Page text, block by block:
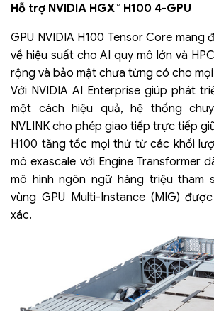
Hỗ trợ NVIDIA HGX™ H100 4-GPU
GPU NVIDIA H100 Tensor Core mang
về hiệu suất cho AI quy mô lớn và
rộng và bảo mật chưa từng có cho
Với NVIDIA AI Enterprise giúp phát
một cách hiệu quả, hệ thống
NVLINK cho phép giao tiếp trực tiếp
H100 tăng tốc mọi thứ từ các khối
mô exascale với Engine Transformer
mô hình ngôn ngữ hàng triệu tham
vùng GPU Multi-Instance (MIG)
xác.